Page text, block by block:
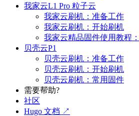
我家云L1 Pro 粒子云
我家云刷机：准备工作
我家云刷机：开始刷机
我家云精品固件使用教程
贝壳云P1
贝壳云刷机：准备工作
贝壳云刷机：开始刷机
贝壳云刷机：常用固件
需要帮助?
社区
Hugo 文档 ↗